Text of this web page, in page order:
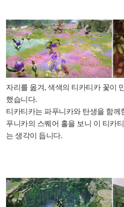
자리를 옮겨, 색색의 티카티카 꽃이
했습니다.
티카티카는 파푸니카와 탄생을 함께
푸니카의 스퀘어 홀을 보니 이 티카
는 생각이 듭니다.